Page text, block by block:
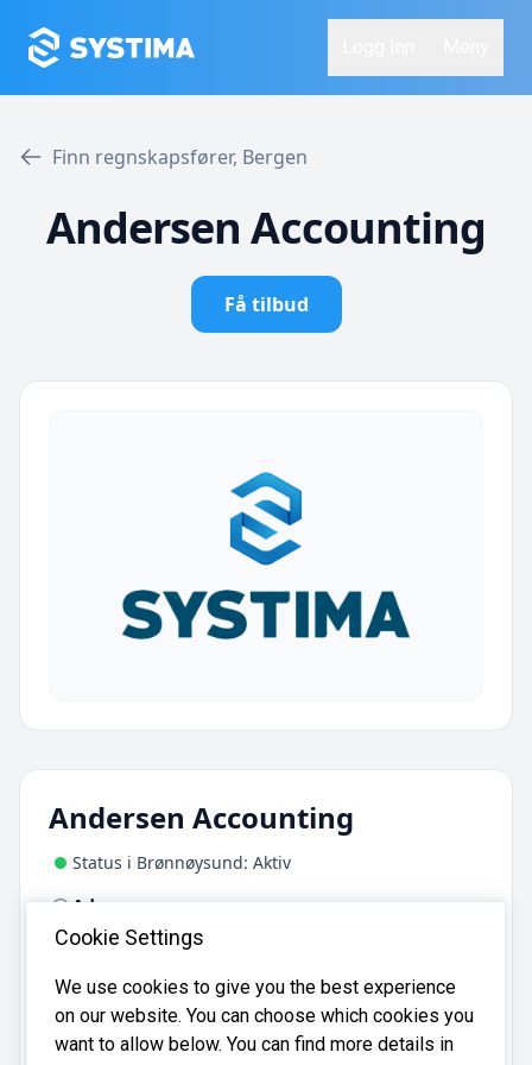
Finn regnskapsfører, Bergen
Andersen Accounting
Få tilbud
Andersen Accounting
Status i Brønnøysund: Aktiv
Adresse:
Gjeble Pederssøns gate 38, 5034 Bergen
Andersen Accounting er registrert i
Brønnøysundregistrenemed organisasjonsnummer
934919513.
Cookie Settings
We use cookies to give you the best experience
on our website. You can choose which cookies you
want to allow below. You can find more details in